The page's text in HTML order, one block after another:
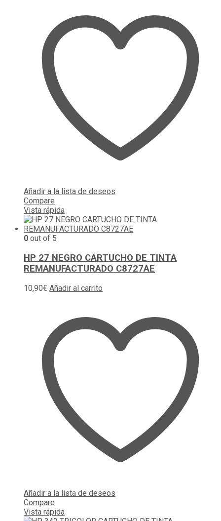
Añadir a la lista de deseos
Compare
Vista rápida
0 out of 5
HP 27 NEGRO CARTUCHO DE TINTA
REMANUFACTURADO C8727AE
10,90€ Añadir al carrito
Añadir a la lista de deseos
Compare
Vista rápida